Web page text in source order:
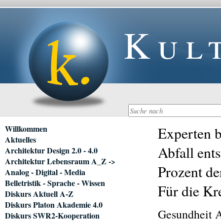
Experten
Abfall
Prozent
Für die
Gesundheit
Navigation
überspringen
Willkommen
Aktuelles
Architektur Design 2.0 - 4.0
Architektur Lebensraum A_Z ->
Analog - Digital - Media
Belletristik - Sprache - Wissen
Diskurs Aktuell A-Z
Diskurs Platon Akademie 4.0
Diskurs SWR2-Kooperation